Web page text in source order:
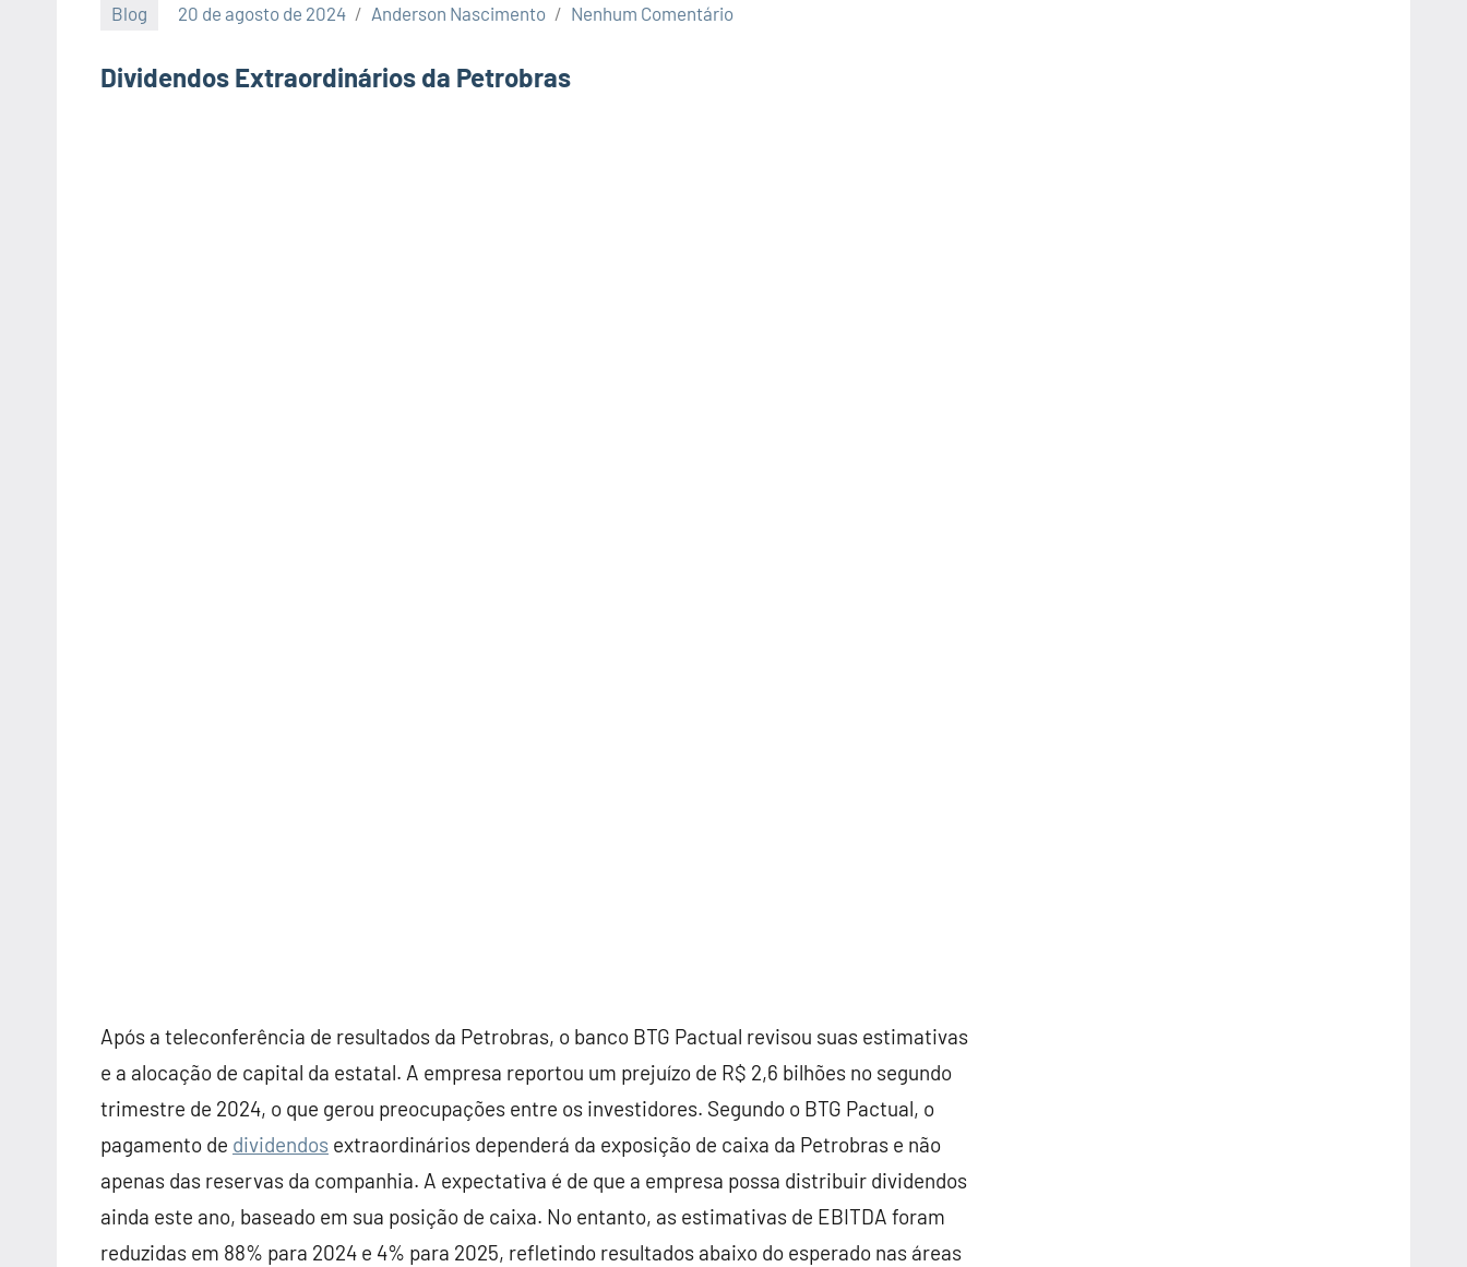
Blog 20 de agosto de 2024 Anderson Nascimento Nenhum Comentário
Dividendos Extraordinários da Petrobras
Após a teleconferência de resultados da Petrobras, o banco BTG Pactual revisou suas estimativas
e a alocação de capital da estatal. A empresa reportou um prejuízo de R$ 2,6 bilhões no segundo
trimestre de 2024, o que gerou preocupações entre os investidores. Segundo o BTG Pactual, o
pagamento de dividendos extraordinários dependerá da exposição de caixa da Petrobras e não
apenas das reservas da companhia. A expectativa é de que a empresa possa distribuir dividendos
ainda este ano, baseado em sua posição de caixa. No entanto, as estimativas de EBITDA foram
reduzidas em 88% para 2024 e 4% para 2025, refletindo resultados abaixo do esperado nas áreas